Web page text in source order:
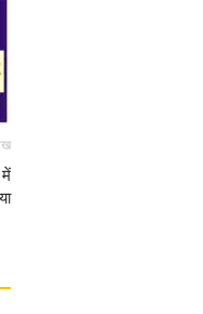
में